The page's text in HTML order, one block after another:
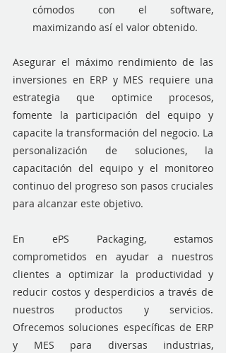
cómodos con el software,
maximizando así el valor obtenido.
Asegurar el máximo rendimiento de las
inversiones en ERP y MES requiere una
estrategia que optimice procesos,
fomente la participación del equipo y
capacite la transformación del negocio. La
personalización de soluciones, la
capacitación del equipo y el monitoreo
continuo del progreso son pasos cruciales
para alcanzar este objetivo.
En ePS Packaging, estamos
comprometidos en ayudar a nuestros
clientes a optimizar la productividad y
reducir costos y desperdicios a través de
nuestros productos y servicios.
Ofrecemos soluciones específicas de ERP
y MES para diversas industrias,